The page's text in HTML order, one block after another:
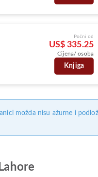
Počni od
US$ 335.25
Cijena/ osoba
Knjiga
možda nisu ažurne i